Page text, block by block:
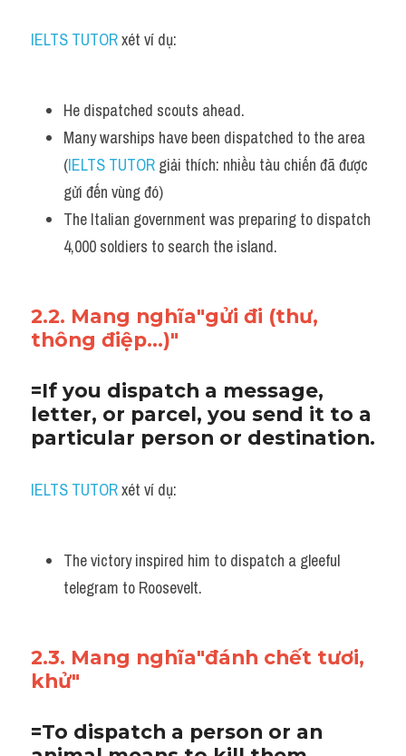
IELTS TUTOR xét ví dụ:
He dispatched scouts ahead.
Many warships have been dispatched to the area
(IELTS TUTOR giải thích: nhiều tàu chiến đã được
gửi đến vùng đó)
The Italian government was preparing to dispatch
4,000 soldiers to search the island.
2.2. Mang nghĩa"gửi đi (thư,
thông điệp...)"
=If you dispatch a message,
letter, or parcel, you send it to a
IELTS TUTOR xét ví dụ:
The victory inspired him to dispatch a gleeful
telegram to Roosevelt.
2.3. Mang nghĩa"đánh chết tươi,
khử"
=To dispatch a person or an